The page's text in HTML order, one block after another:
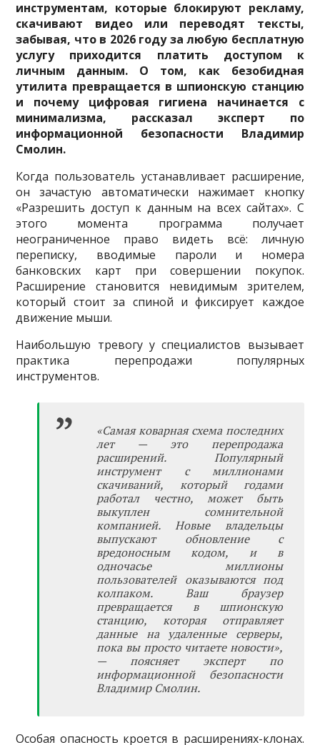
инструментам, которые блокируют рекламу,
скачивают видео или переводят тексты,
забывая, что в 2026 году за любую бесплатную
услугу приходится платить доступом к
личным данным. О том, как безобидная
утилита превращается в шпионскую станцию
и почему цифровая гигиена начинается с
минимализма, рассказал эксперт по
информационной безопасности Владимир
Смолин.
Когда пользователь устанавливает расширение,
он зачастую автоматически нажимает кнопку
«Разрешить доступ к данным на всех сайтах». С
этого момента программа получает
неограниченное право видеть всё: личную
переписку, вводимые пароли и номера
банковских карт при совершении покупок.
Расширение становится невидимым зрителем,
который стоит за спиной и фиксирует каждое
движение мыши.
Наибольшую тревогу у специалистов вызывает
практика перепродажи популярных
инструментов.
«Самая коварная схема последних
лет — это перепродажа
расширений. Популярный
инструмент с миллионами
скачиваний, который годами
работал честно, может быть
выкуплен сомнительной
компанией. Новые владельцы
выпускают обновление с
вредоносным кодом, и в
одночасье миллионы
пользователей оказываются под
колпаком. Ваш браузер
превращается в шпионскую
станцию, которая отправляет
данные на удаленные серверы,
пока вы просто читаете новости»,
— поясняет эксперт по
информационной безопасности
Владимир Смолин.
Особая опасность кроется в расширениях-клонах.